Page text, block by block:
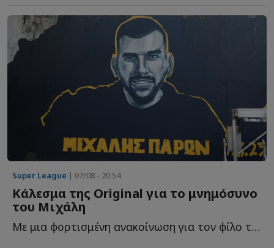
Super League | 07/08 - 20:54
Κάλεσμα της Original για το μνημόσυνο
του Μιχάλη
Με μια φορτισμένη ανακοίνωση για τον φίλο της ΑΕΚ που έ...